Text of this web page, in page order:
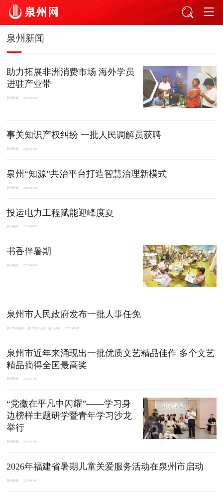
泉州新闻
助力拓展非洲消费市场 海外学员
进驻产业带
泉州晚报 2026-07-08
事关知识产权纠纷 一批人民调解员获聘
泉州晚报 2026-07-08
泉州“知源”共治平台打造智慧治理新模式
泉州晚报 2026-07-08
投运电力工程赋能迎峰度夏
泉州晚报 2026-07-08
书香伴暑期
泉州晚报 2026-07-08
泉州市人民政府发布一批人事任免
泉州市政府办、泉州市人社局、泉州政务 2026-07-07
泉州市近年来涌现出一批优质文艺精品佳作 多个文艺
精品摘得全国最高奖
泉州晚报 2026-07-07
“党徽在平凡中闪耀”——学习身
边榜样主题研学暨青年学习沙龙
举行
泉州晚报 2026-07-07
2026年福建省暑期儿童关爱服务活动在泉州市启动
泉州晚报 2026-07-07